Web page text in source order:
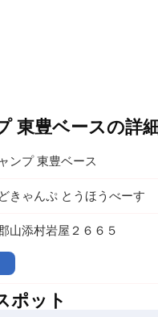
東豊ベースの詳
ンプ 東豊ベース
きゃんぷ とうほうべーす
山添村岩屋２６６５
ポット